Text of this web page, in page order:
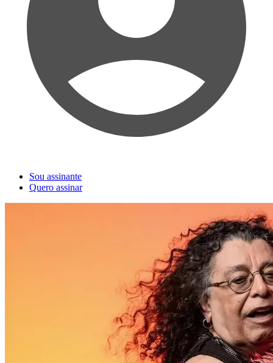
Sou assinante
Quero assinar